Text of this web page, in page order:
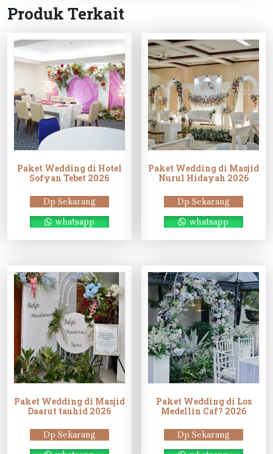
Produk Terkait
Paket Wedding di Hotel
Sofyan Tebet 2026
Dp Sekarang
whatsapp
Paket Wedding di Masjid
Nurul Hidayah 2026
Dp Sekarang
whatsapp
Paket Wedding di Masjid
Daarut tauhid 2026
Dp Sekarang
Paket Wedding di Los
Medellin Caf? 2026
Dp Sekarang